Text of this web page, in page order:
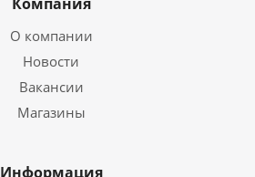
О компании
Новости
Вакансии
Магазины
Информация